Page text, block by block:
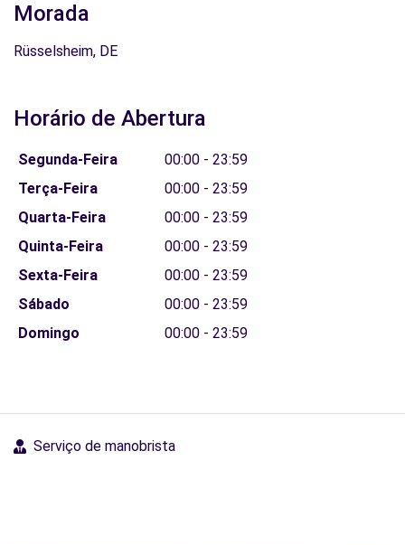
Morada
Rüsselsheim, DE
Horário de Abertura
Segunda-Feira
00:00 - 23:59
Terça-Feira
00:00 - 23:59
Quarta-Feira
00:00 - 23:59
Quinta-Feira
00:00 - 23:59
Sexta-Feira
00:00 - 23:59
Sábado
00:00 - 23:59
Domingo
00:00 - 23:59
Serviço de manobrista